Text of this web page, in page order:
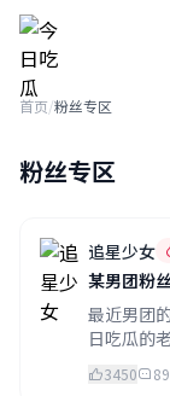
首页/粉丝专区
粉丝专区
追星少女
某男团粉
最近男团
日吃瓜的
3450